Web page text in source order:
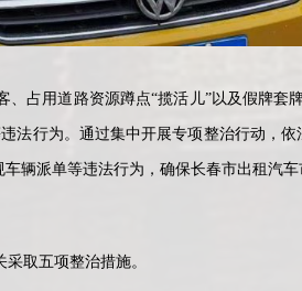
用道路资源蹲点“揽活儿”以及假牌套
法行为。通过集中开展专项整治行动，
辆派单等违法行为，确保长春市出租汽
取五项整治措施。